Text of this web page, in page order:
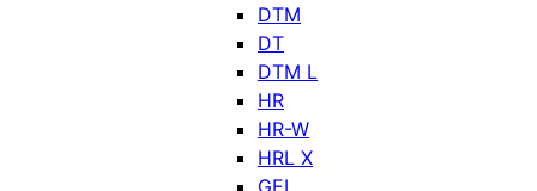
DTM
DT
DTM L
HR
HR-W
HRL X
GEL